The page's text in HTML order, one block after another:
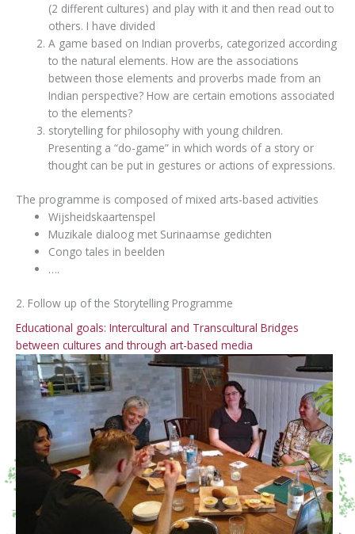
(2 different cultures) and play with it and then read out to
others. I have divided
A game based on Indian proverbs, categorized according
to the natural elements. How are the associations
between those elements and proverbs made from an
Indian perspective? How are certain emotions associated
to the elements?
storytelling for philosophy with young children.
Presenting a “do-game” in which words of a story or
thought can be put in gestures or actions of expressions.
The programme is composed of mixed arts-based activities
Wijsheidskaartenspel
Muzikale dialoog met Surinaamse gedichten
Congo tales in beelden
….
2. Follow up of the Storytelling Programme
Educational goals: Intercultural and Transcultural Bridges
between cultures and through art-based media